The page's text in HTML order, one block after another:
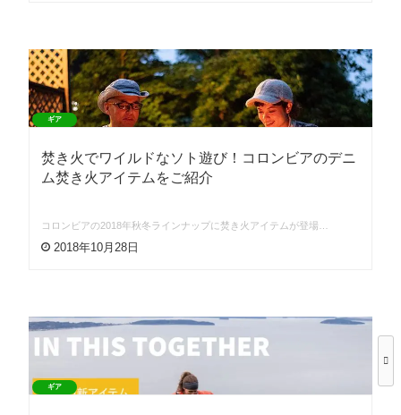
ギア
焚き火でワイルドなソト遊び！コロンビアのデニ
ム焚き火アイテムをご紹介
コロンビアの2018年秋冬ラインナップに焚き火アイテムが登場…
2018年10月28日
ギア